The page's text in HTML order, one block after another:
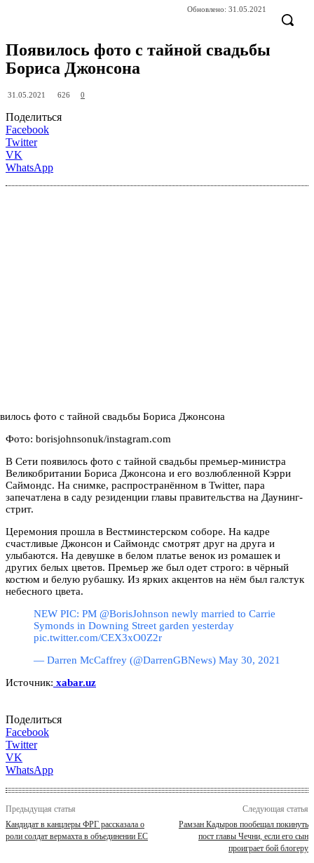
Обновлено: 31.05.2021
Появилось фото с тайной свадьбы
Бориса Джонсона
31.05.2021 626 0
Поделиться
Facebook
Twitter
VK
WhatsApp
Фото: borisjohnsonuk/instagram.com
В Сети появилось фото с тайной свадьбы премьер-министра
Великобритании Бориса Джонсона и его возлюбленной Кэрри
Саймондс. На снимке, распространённом в Twitter, пара
запечатлена в саду резиденции главы правительства на Даунинг-
стрит.
Церемония прошла в Вестминстерском соборе. На кадре
счастливые Джонсон и Саймондс смотрят друг на друга и
улыбаются. На девушке в белом платье венок из ромашек и
других белых цветов. Премьер же был одет строго: в чёрный
костюм и белую рубашку. Из ярких акцентов на нём был галстук
небесного цвета.
NEW PIC: PM @BorisJohnson newly married to Carrie
Symonds in Downing Street garden yesterday
pic.twitter.com/CEX3xO0Z2r
— Darren McCaffrey (@DarrenGBNews) May 30, 2021
Источник: xabar.uz
Поделиться
Facebook
Twitter
VK
WhatsApp
Предыдущая статья
Кандидат в канцлеры ФРГ рассказала о
роли солдат вермахта в объединении ЕС
Следующая статья
Рамзан Кадыров пообещал покинуть
пост главы Чечни, если его сын
проиграет бой блогеру